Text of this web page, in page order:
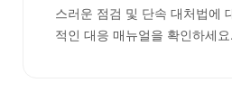
스러운 점검 및 단속 대처법에
적인 대응 매뉴얼을 확인하세요.